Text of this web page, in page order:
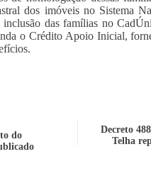
dos imóveis no Sistema
das famílias no
o Crédito Apoio Inicial,
do
Decreto
Telha